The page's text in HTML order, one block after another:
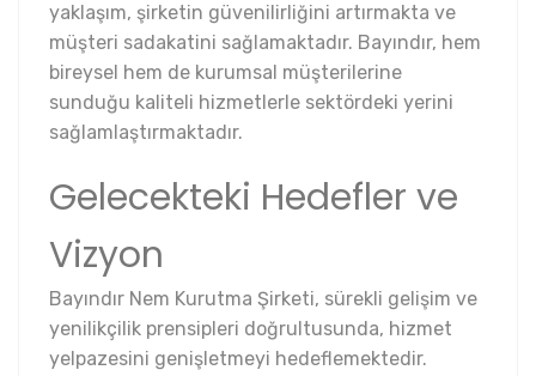
yaklaşım, şirketin güvenilirliğini artırmakta ve
müşteri sadakatini sağlamaktadır. Bayındır, hem
bireysel hem de kurumsal müşterilerine
sunduğu kaliteli hizmetlerle sektördeki yerini
sağlamlaştırmaktadır.
Gelecekteki Hedefler ve
Vizyon
Bayındır Nem Kurutma Şirketi, sürekli gelişim ve
yenilikçilik prensipleri doğrultusunda, hizmet
yelpazesini genişletmeyi hedeflemektedir.